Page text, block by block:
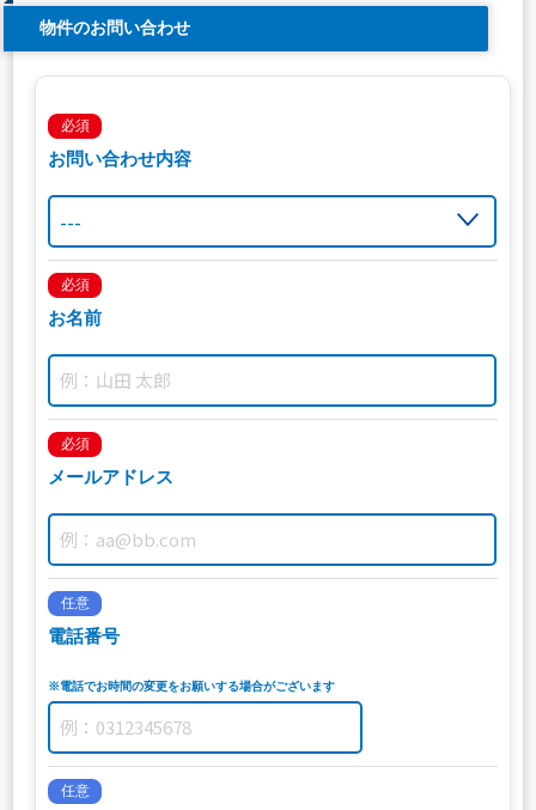
物件のお問い合わせ
必須
お問い合わせ内容
必須
お名前
必須
メールアドレス
任意
電話番号
※電話でお時間の変更をお願いする場合がございます
任意